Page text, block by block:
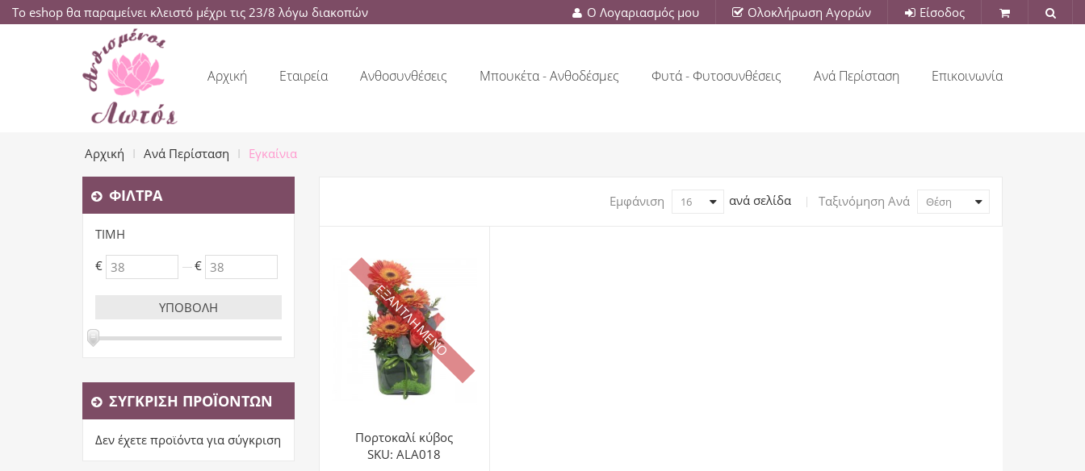
Το eshop θα παραμείνει κλειστό μέχρι τις 23/8 λόγω διακοπών Ο Λογαριασμός μου Ολοκλήρωση Αγορών Είσοδος
Αρχική Εταιρεία Ανθοσυνθέσεις Μπουκέτα - Ανθοδέσμες Φυτά - Φυτοσυνθέσεις Ανά Περίσταση Επικοινωνία
Αρχική Ανά Περίσταση Εγκαίνια
ΦΊΛΤΡΑ
ΤΙΜΉ
€
€
ΣΎΓΚΡΙΣΗ ΠΡΟΪΌΝΤΩΝ
Δεν έχετε προϊόντα για σύγκριση
Εμφάνιση 16 ανά σελίδα Ταξινόμηση Ανά Θέση
ΕΞΑΝΤΛΗΜΕΝΟ
Πορτοκαλί κύβος
SKU: ALA018